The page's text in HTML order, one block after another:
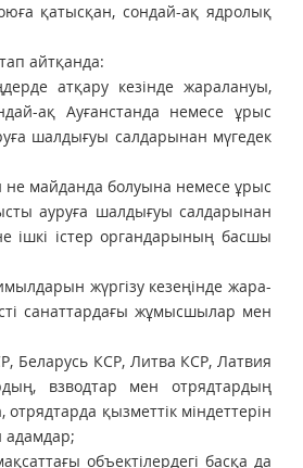
қатысқан, сондай-ақ ядролық
айтқанда:
атқару кезiнде жаралануы,
ақ Ауғанстанда немесе ұрыс
шалдығуы салдарынан мүге­дек
не майданда болуына немесе ұрыс
ауруға шалдығуы салдарынан
ішкі істер органдарының басшы
жүргiзу кезеңiнде жа­ра­­
са­наттардағы жұмысшылар мен
Беларусь КСР, Литва КСР, Латвия
взвод­тар мен отрядтардың
қызметтік мiндеттерiн
адамдар;
объектiлердегi басқа да